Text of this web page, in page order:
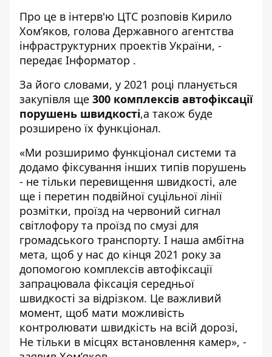
Про це в інтерв'ю ЦТС розповів Кирило
Хом’яков, голова Державного агентства
інфраструктурних проектів України, -
передає Інформатор .
За його словами, у 2021 році планується
закупівля ще 300 комплексів автофіксації
порушень швидкості,а також буде
розширено їх функціонал.
«Ми розширимо функціонал системи та
додамо фіксування інших типів порушень
- не тільки перевищення швидкості, але
ще і перетин подвійної суцільної лінії
розмітки, проїзд на червоний сигнал
світлофору та проїзд по смузі для
громадського транспорту. І наша амбітна
мета, щоб у нас до кінця 2021 року за
допомогою комплексів автофіксації
запрацювала фіксація середньої
швидкості за відрізком. Це важливий
момент, щоб мати можливість
контролювати швидкість на всій дорозі,
Не тільки в місцях встановлення камер», -